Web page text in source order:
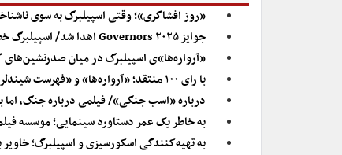
«روز افشاگری»؛ وقتی اسپیلبرگ به سوی
جوایز Governors ۲۰۲۵ اهدا شد/ اسپیلبرگ خطاب به پناهی: لطفاً همچنان به فیلم‌سازی ادامه دهید
«آرواره‌ها»ی اسپیلبرگ در میان
با رای ۱۰۰ منتقد؛ «آرواره‌ها» و «فهرست شیندلر» در صدر بهترین فیلم‌های اسپیلبرگ
درباره «اسب جنگی»/ فیلمی درباره جنگ،
به خاطر یک عمر دستاورد سینمایی؛ موسسه
به تهیه‌کنندگی اسکورسیزی و اسپیلبرگ؛